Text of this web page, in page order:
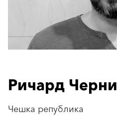
Ричард Черни
Чешка република